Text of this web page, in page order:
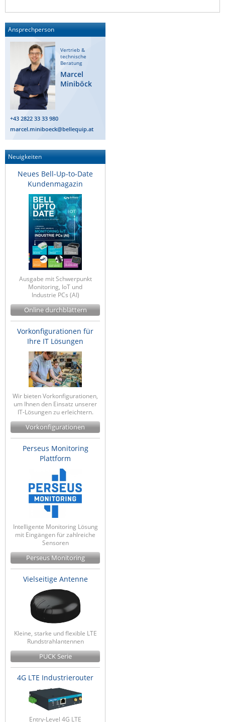
WATTECO
Westermo
Yuasa
ZPE Systems
News zu unseren Herstellern
Ansprechperson
Vertrieb &
technische
Beratung
Marcel
Miniböck
+43 2822 33 33 980
marcel.miniboeck@bellequip.at
Neuigkeiten
Neues Bell-Up-to-Date
Kundenmagazin
Ausgabe mit Schwerpunkt
Monitoring, IoT und
Industrie PCs (AI)
Online durchblättern
Vorkonfigurationen für
Ihre IT Lösungen
Wir bieten Vorkonfigurationen,
um Ihnen den Einsatz unserer
IT-Lösungen zu erleichtern.
Vorkonfigurationen
Perseus Monitoring
Plattform
Intelligente Monitoring Lösung
mit Eingängen für zahlreiche
Sensoren
Perseus Monitoring
Vielseitige Antenne
Kleine, starke und flexible LTE
Rundstrahlantennen
PUCK Serie
4G LTE Industrierouter
Entry-Level 4G LTE